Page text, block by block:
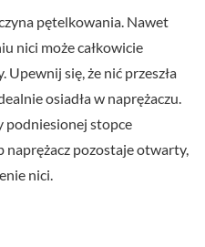
pętelkowania. Nawet
nici może całkowicie
Upewnij się, że nić przeszła
osiadła w naprężaczu.
podniesionej stopce
pozostaje otwarty,
nici.